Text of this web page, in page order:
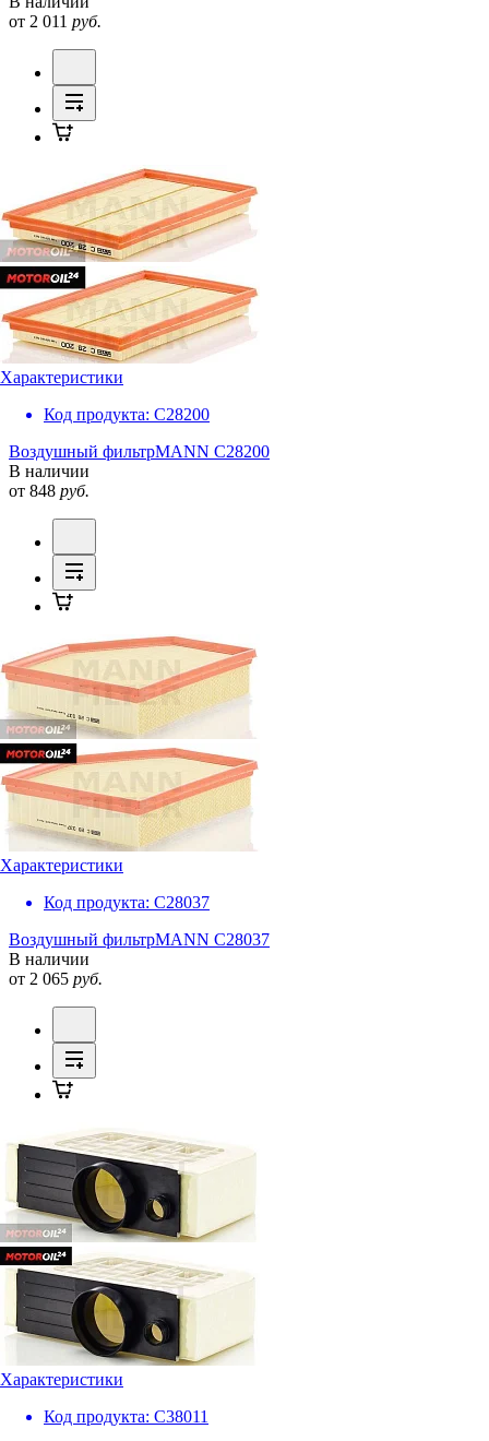
от 2 011 руб.
Характеристики
Код продукта: C28200
Воздушный фильтрMANN C28200
В наличии
от 848 руб.
Характеристики
Код продукта: C28037
Воздушный фильтрMANN C28037
В наличии
от 2 065 руб.
Характеристики
Код продукта: C38011